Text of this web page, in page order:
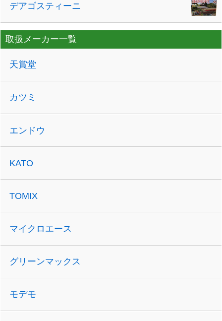
デアゴスティーニ
取扱メーカー一覧
天賞堂
カツミ
エンドウ
KATO
TOMIX
マイクロエース
グリーンマックス
モデモ